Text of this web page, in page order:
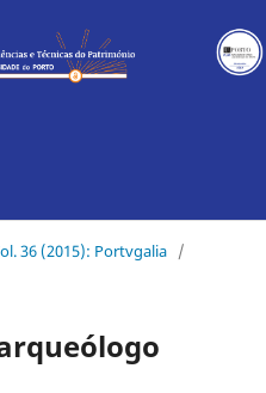
36 (2015): Portvgalia /